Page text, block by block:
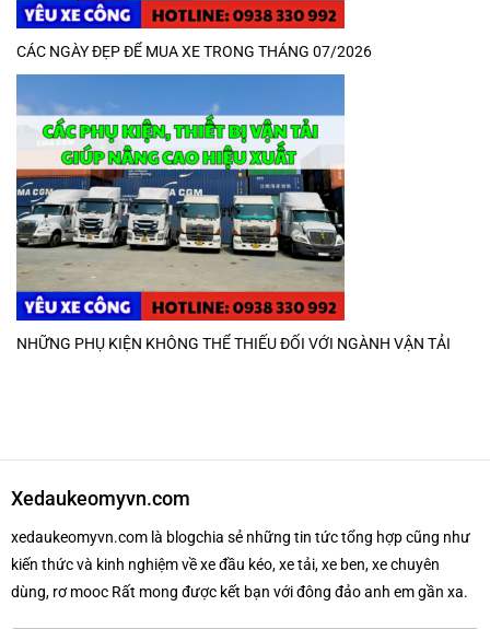
CÁC NGÀY ĐẸP ĐỂ MUA XE TRONG THÁNG 07/2026
NHỮNG PHỤ KIỆN KHÔNG THỂ THIẾU ĐỐI VỚI NGÀNH VẬN TẢI
Xedaukeomyvn.com
xedaukeomyvn.com là blogchia sẻ những tin tức tổng hợp cũng như
kiến thức và kinh nghiệm về xe đầu kéo, xe tải, xe ben, xe chuyên
dùng, rơ mooc Rất mong được kết bạn với đông đảo anh em gần xa.